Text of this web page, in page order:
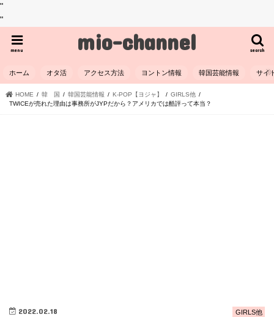
"
"
mio-channel search
menu
ホーム オタ活 アクセス方法 ヨントン情報 韓国芸能情報 サイ
HOME 韓 国 韓国芸能情報 K-POP【ヨジャ】
GIRLS他
TWICEが売れた理由は事務所がJYPだから？アメリカでは酷評って本当？
GIRLS他
2022.02.18